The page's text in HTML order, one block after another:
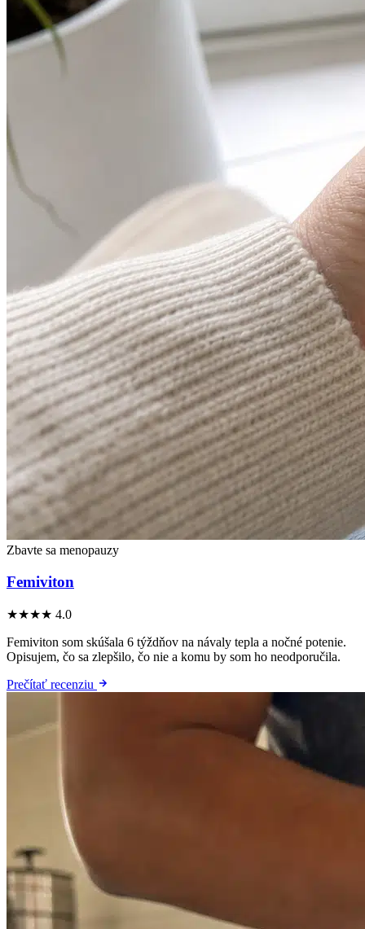
Zbavte sa menopauzy
Femiviton
★★★★ 4.0
Femiviton som skúšala 6 týždňov na návaly tepla a nočné potenie.
Opisujem, čo sa zlepšilo, čo nie a komu by som ho neodporučila.
Prečítať recenziu